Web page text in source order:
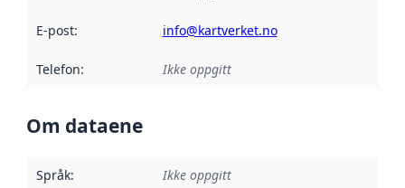
E-post: info@kartverket.no
Telefon: Ikke oppgitt
Om dataene
Språk: Ikke oppgitt